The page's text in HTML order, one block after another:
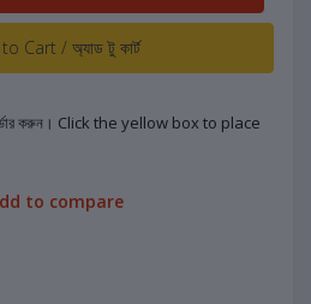
Cart / অ্যাড টু কার্ট
অর্ডার করুন। Click the yellow box to place
to compare